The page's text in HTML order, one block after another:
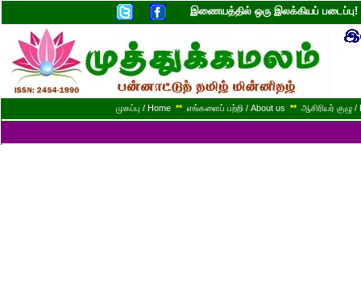
இணையத்தில் ஒரு இலக்கியப்
முகப்பு / Home ** எங்களைப் பற்றி / About us ** ஆசிரியர் குழு